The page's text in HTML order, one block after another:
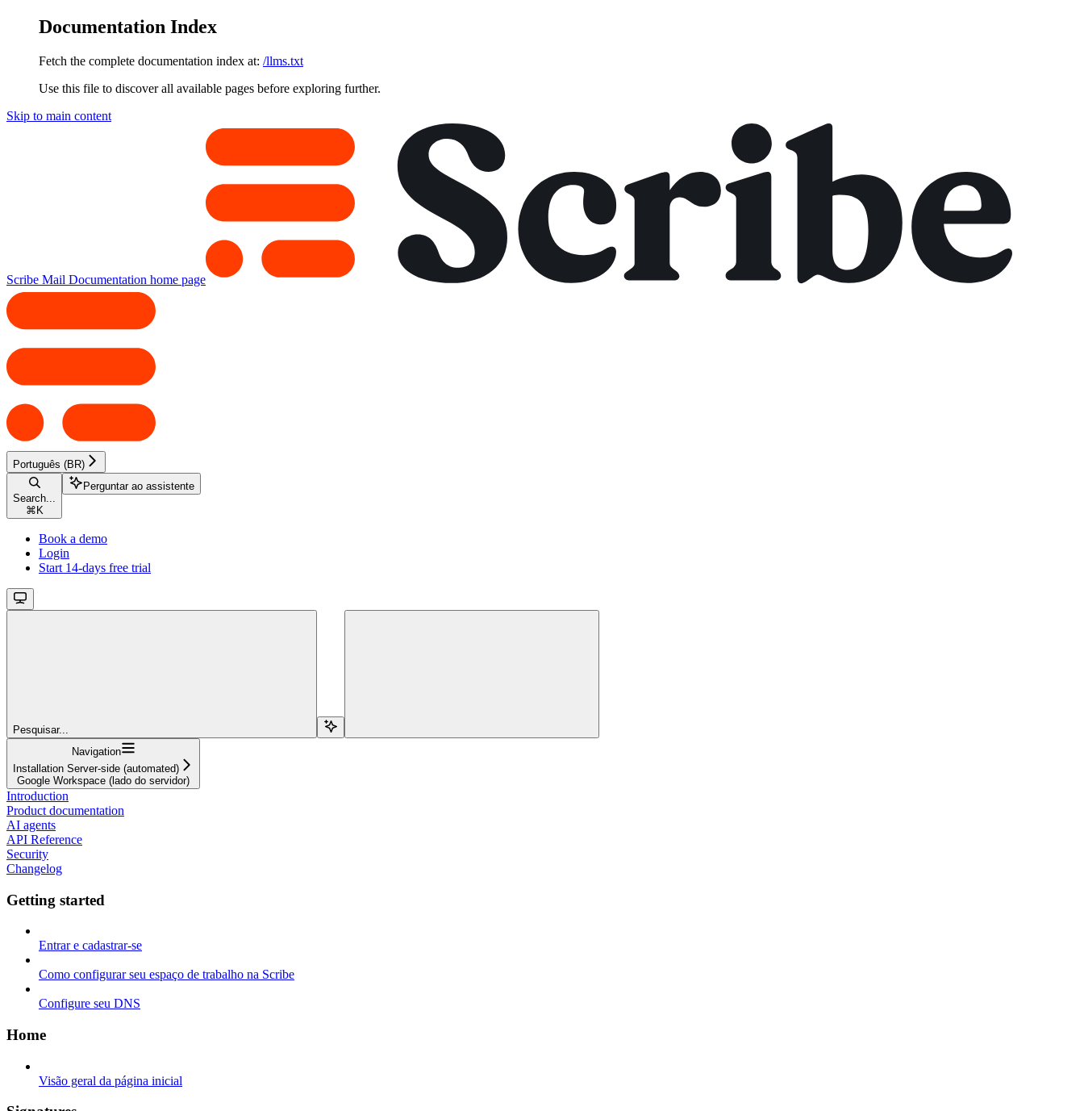
Documentation Index
Fetch the complete documentation index at: /llms.txt
Use this file to discover all available pages before exploring further.
Skip to main content
Scribe Mail Documentation home page
Português (BR)
Search...
⌘ K
Perguntar ao assistente
Book a demo
Login
Start 14-days free trial
Pesquisar...
Navigation
Installation Server-side (automated)
Google Workspace (lado do servidor)
Introduction
Product documentation
AI agents
API Reference
Security
Changelog
Getting started
Entrar e cadastrar-se
Como configurar seu espaço de trabalho na Scribe
Configure seu DNS
Home
Visão geral da página inicial